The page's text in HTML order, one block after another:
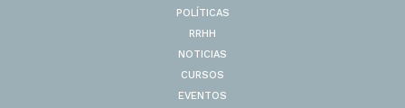
POLÍTICAS
RRHH
NOTICIAS
CURSOS
EVENTOS